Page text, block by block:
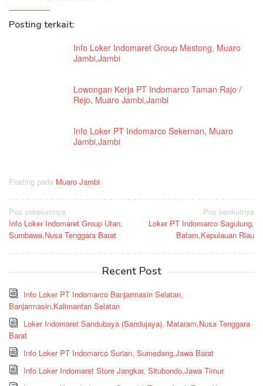
Posting terkait:
Info Loker Indomaret Group Mestong, Muaro
Jambi,Jambi
Lowongan Kerja PT Indomarco Taman Rajo /
Rejo, Muaro Jambi,Jambi
Info Loker PT Indomarco Sekernan, Muaro
Jambi,Jambi
Posting pada Muaro Jambi
Navigasi
pos
Pos sebelumnya
Info Loker Indomaret Group Utan,
Sumbawa,Nusa Tenggara Barat
Pos berikutnya
Loker PT Indomarco Sagulung,
Batam,Kepulauan Riau
Recent Post
Info Loker PT Indomarco Banjarmasin Selatan,
Banjarmasin,Kalimantan Selatan
Loker Indomaret Sandubaya (Sandujaya), Mataram,Nusa Tenggara
Barat
Info Loker PT Indomarco Surian, Sumedang,Jawa Barat
Info Loker Indomaret Store Jangkar, Situbondo,Jawa Timur